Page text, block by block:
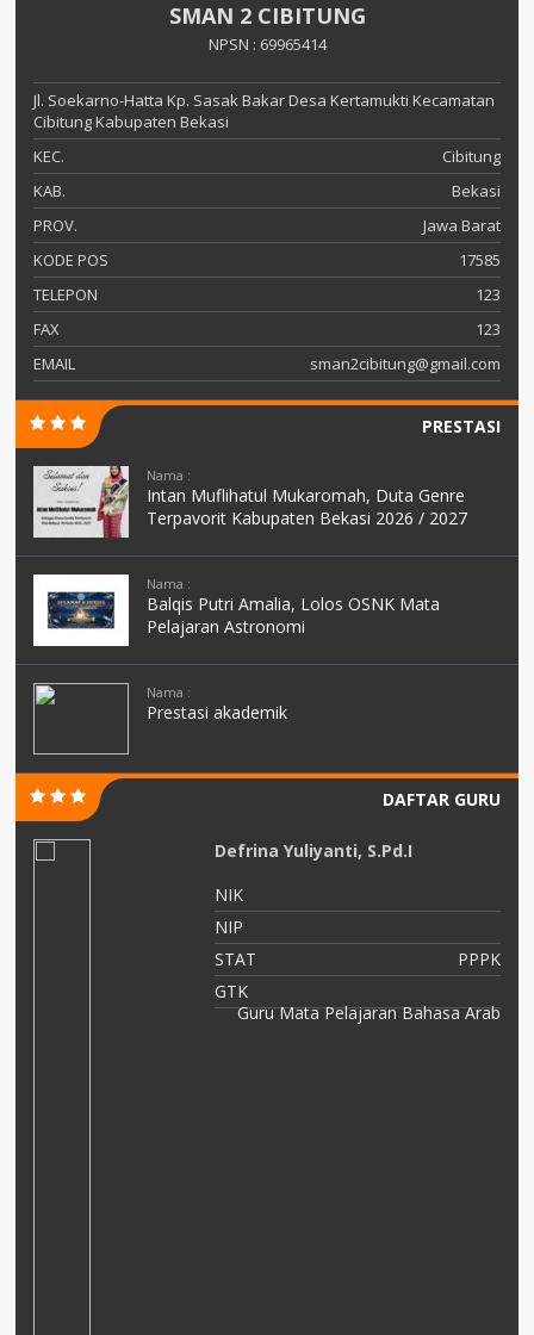
SMAN 2 CIBITUNG
NPSN : 69965414
Jl. Soekarno-Hatta Kp. Sasak Bakar Desa Kertamukti Kecamatan
Cibitung Kabupaten Bekasi
KEC.
Cibitung
KAB.
Bekasi
PROV.
Jawa Barat
KODE POS
17585
TELEPON
123
FAX
123
EMAIL
sman2cibitung@gmail.com
PRESTASI
Nama :
Intan Muflihatul Mukaromah, Duta Genre
Terpavorit Kabupaten Bekasi 2026 / 2027
Nama :
Balqis Putri Amalia, Lolos OSNK Mata
Pelajaran Astronomi
Nama :
Prestasi akademik
DAFTAR GURU
Defrina Yuliyanti, S.Pd.I
NIK
NIP
STAT
PPPK
GTK
Guru Mata Pelajaran Bahasa Arab